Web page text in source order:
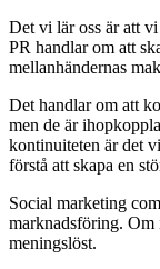
Det vi lär oss är att
PR handlar om att
mellanhändernas
Det handlar om att
men de är
kontinuiteten är det
förstå att skapa en
Social marketing
marknadsföring. Om
meningslöst.